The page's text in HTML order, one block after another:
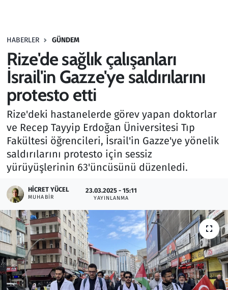
HABERLER GÜNDEM
Rize'de sağlık çalışanları
İsrail'in Gazze'ye saldırılarını
protesto etti
Rize'deki hastanelerde görev yapan doktorlar
ve Recep Tayyip Erdoğan Üniversitesi Tıp
Fakültesi öğrencileri, İsrail'in Gazze'ye yönelik
saldırılarını protesto için sessiz
yürüyüşlerinin 63'üncüsünü düzenledi.
HICRET YÜCEL
MUHABIR
23.03.2025 - 15:11
YAYINLANMA
Haber
Kültür Sanat
Kurumsal Haberler
Lezzet Durağı
Memur ve Kamu
Otomobil
Oyun
Ramazan
Resmi İlanlar
Rüya Tabirleri